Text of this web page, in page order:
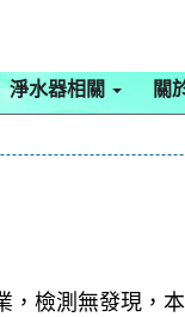
淨水器相關 關
檢測無發現，